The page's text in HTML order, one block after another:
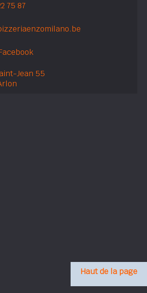
75 87
Jean 55
Haut de la page